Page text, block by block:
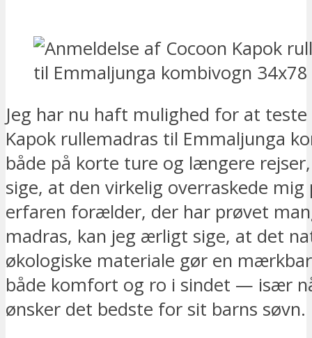
Jeg har nu haft mulighed for at teste
Kapok rullemadras til Emmaljunga
både på korte ture og længere
sige, at den virkelig overraskede
erfaren forælder, der har prøvet
madras, kan jeg ærligt sige, at det
økologiske materiale gør en
både komfort og ro i sindet — især
ønsker det bedste for sit barns søvn.